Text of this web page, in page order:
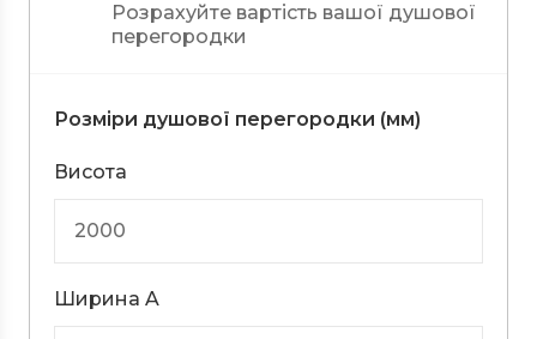
Розрахуйте вартість вашої душової
перегородки
Розміри душової перегородки (мм)
Висота
Ширина A